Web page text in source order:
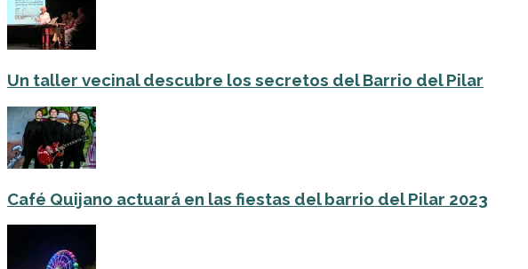
Un taller vecinal descubre los secretos del Barrio del Pilar
Café Quijano actuará en las fiestas del barrio del Pilar 2023